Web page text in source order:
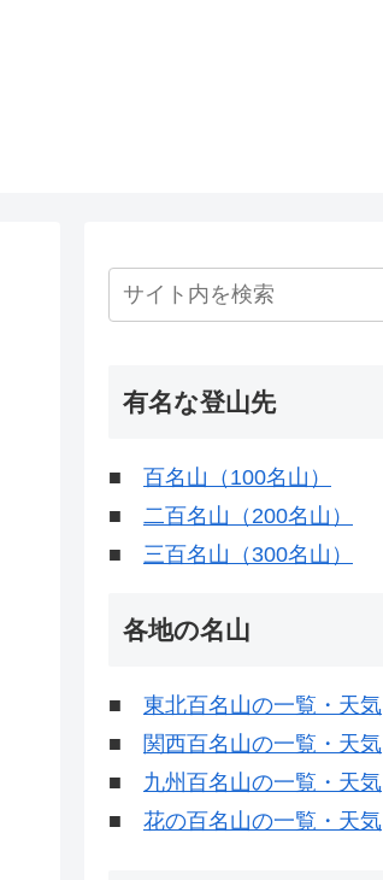
有名な登山先
■ 百名山（100名山）
■ 二百名山（200名山）
■ 三百名山（300名山）
各地の名山
■ 東北百名山の一覧・天気
■ 関西百名山の一覧・天気
■ 九州百名山の一覧・天気
■ 花の百名山の一覧・天気